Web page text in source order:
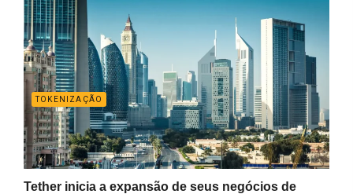
TOKENIZAÇÃO
Tether inicia a expansão de seus negócios de